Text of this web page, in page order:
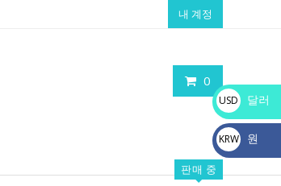
내 계정
0
판매 중
USD
$
달러
KRW
₩
원